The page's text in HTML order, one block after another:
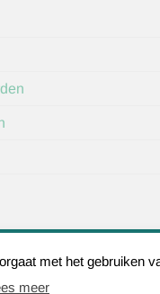
met het gebruiken
meer